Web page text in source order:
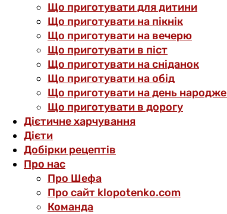
Що приготувати для дитини
Що приготувати на пікнік
Що приготувати на вечерю
Що приготувати в піст
Що приготувати на сніданок
Що приготувати на обід
Що приготувати на день
Що приготувати в дорогу
Дієтичне харчування
Дієти
Добірки рецептів
Про нас
Про Шефа
Про сайт klopotenko.com
Команда